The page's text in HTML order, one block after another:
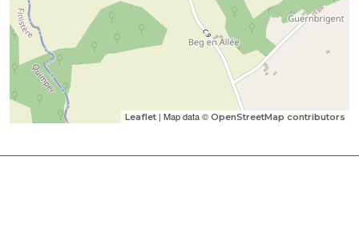
Leaflet | Map data © OpenStreetMap contributors